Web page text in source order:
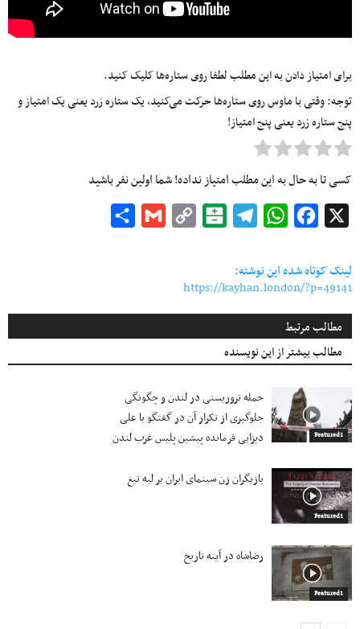
برای امتیاز دادن به این مطلب لطفا روی ستاره‌ها کلیک کنید.
توجه: وقتی با ماوس روی ستاره‌ها حرکت می‌کنید، یک ستاره زرد یعنی یک امتیاز و
پنج ستاره زرد یعنی پنج امتیاز!
کسی تا به حال به این مطلب امتیاز نداده! شما اولین نفر باشید
Facebook
WhatsApp
Telegram
Balatarin
Copy
Gmail
لینک کوتاه شده این نوشته:
https://kayhan.london/?p=49141
مطالب مرتبط
مطالب بیشتر از این نویسنده
Featured1
حمله تروریستی در لندن و چگونگی
جلوگیری از تکرار آن در گفتگو با علی
دیزایی فرمانده پیشین پلیس غرب لندن
Featured1
بازیگران زن سینمای ایران بر لبه تیغ
Featured1
رضاشاه در آینه تاریخ